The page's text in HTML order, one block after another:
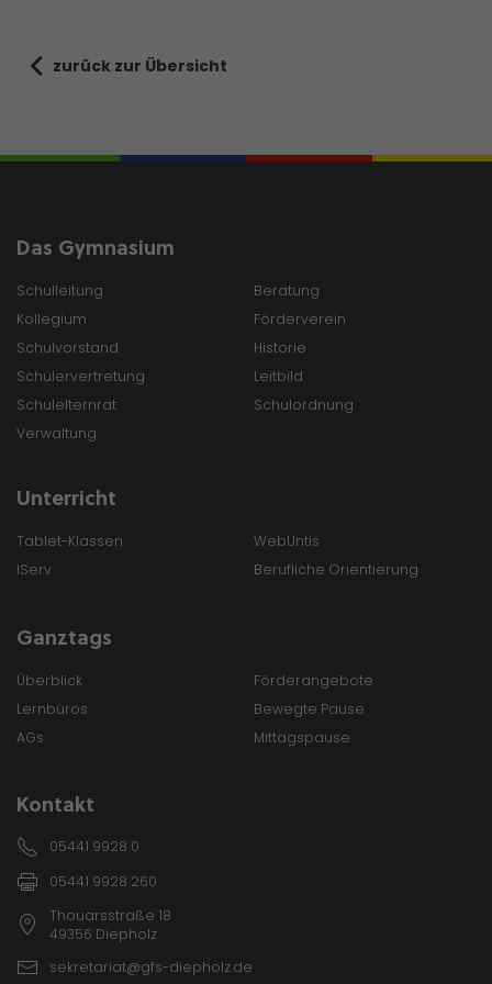
zurück zur Übersicht
Das Gymnasium
Schulleitung
Kollegium
Schulvorstand
Schülervertretung
Schulelternrat
Verwaltung
Beratung
Förderverein
Historie
Leitbild
Schulordnung
Unterricht
Tablet-Klassen
IServ
WebUntis
Berufliche Orientierung
Ganztags
Überblick
Lernbüros
AGs
Förderangebote
Bewegte Pause
Mittagspause
Kontakt
05441 9928 0
05441 9928 260
Thouarsstraße 18
49356 Diepholz
sekretariat@gfs-diepholz.de